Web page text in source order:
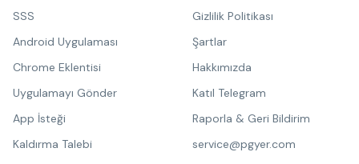
SSS
Android Uygulaması
Chrome Eklentisi
Uygulamayı Gönder
App İsteği
Kaldırma Talebi
Gizlilik Politikası
Şartlar
Hakkımızda
Katıl Telegram
Raporla & Geri Bildirim
service@pgyer.com